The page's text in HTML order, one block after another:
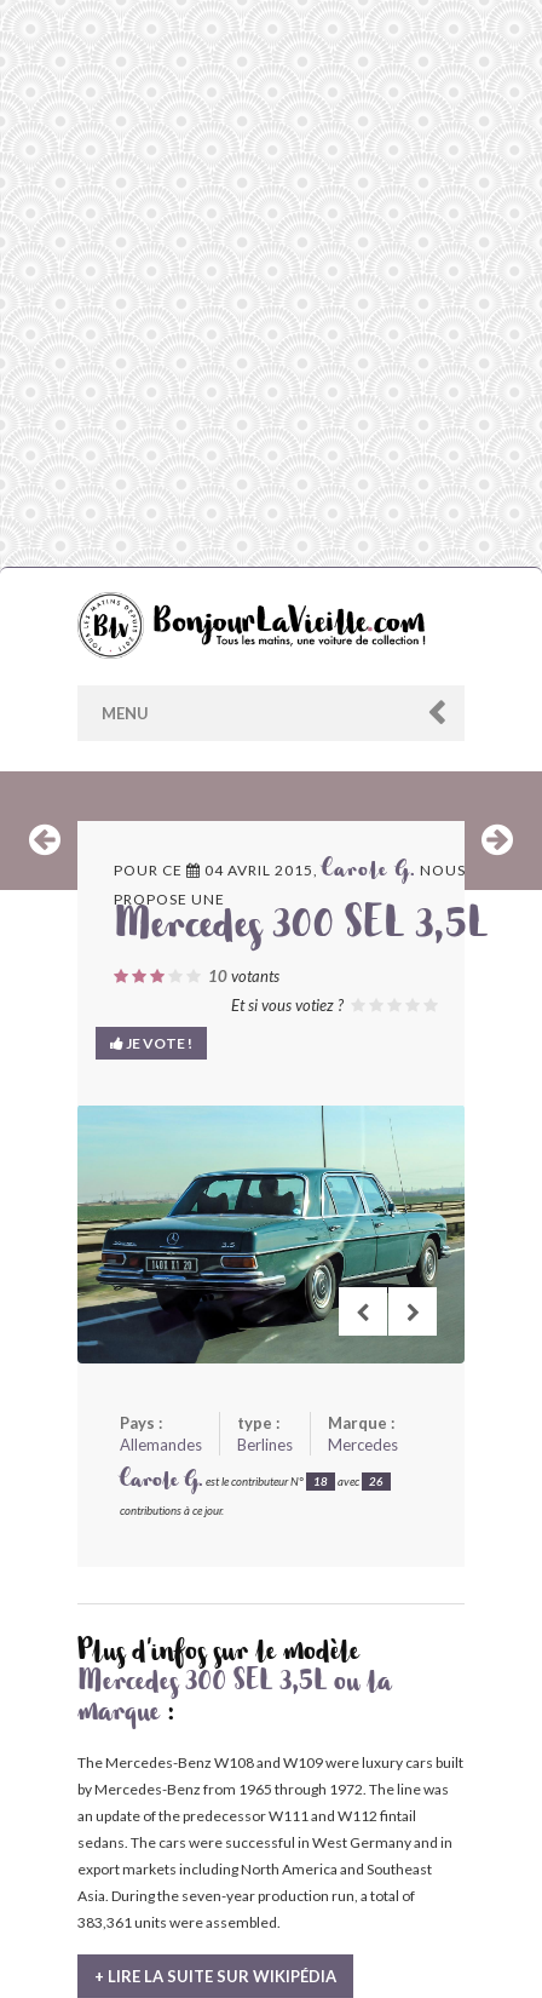
MENU
ARCHIVES
LES CONTRIBUTEURS
LE BLOG
BONJOURLAVIEILLE ?
MODÈLES ET MARQUES
COMMENT FONCTIONNE BLV ?
POUR CE 04 AVRIL 2015,Carole G. NOUS
PROPOSE UNE
Mercedes 300 SEL 3,5L
10votants
Et si vous votiez ?
JE VOTE !
Pays :
Allemandes
type :
Berlines
Marque :
Mercedes
Carole G. est le contributeur N° 18 avec 26
contributions à ce jour.
Plus d'infos sur le modèle
Mercedes 300 SEL 3,5L ou la
marque:
The Mercedes-Benz W108 and W109 were luxury cars built
by Mercedes-Benz from 1965 through 1972. The line was
an update of the predecessor W111 and W112 fintail
sedans. The cars were successful in West Germany and in
export markets including North America and Southeast
Asia. During the seven-year production run, a total of
383,361 units were assembled.
+ LIRE LA SUITE SUR WIKIPÉDIA